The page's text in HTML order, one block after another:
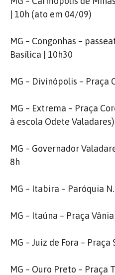
| 10h (ato em 04/09)
MG – Congonhas –
Basílica | 10h30
MG – Divinópolis – Praça
MG – Extrema – Praça
à escola Odete
MG – Governador
8h
MG – Itabira – Paróquia
MG – Itaúna – Praça
MG – Juiz de Fora –
MG – Ouro Preto – Praça